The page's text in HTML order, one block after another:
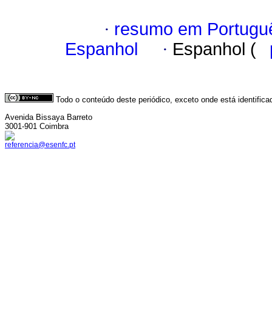
· resumo em
Espanhol
· Espanhol (
Todo o conteúdo deste periódico, exceto onde está
Avenida Bissaya Barreto
3001-901 Coimbra
referencia@esenfc.pt